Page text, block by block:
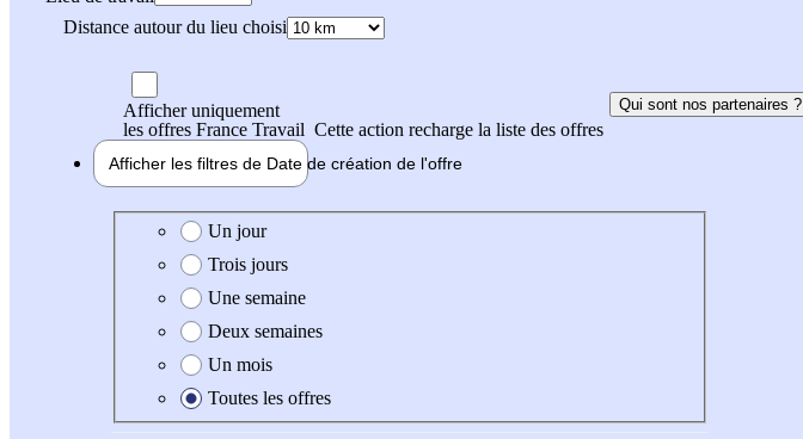
Distance autour du lieu choisi
Afficher uniquement
les offres France Travail Cette action recharge la liste des offres
Qui sont nos partenaires ?
Afficher les filtres de Date de création de l'offre
Date de création de l'offre
Un jour
Trois jours
Une semaine
Deux semaines
Un mois
Toutes les offres